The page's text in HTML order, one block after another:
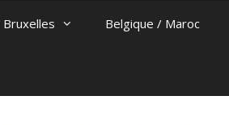
Belgique / Maroc